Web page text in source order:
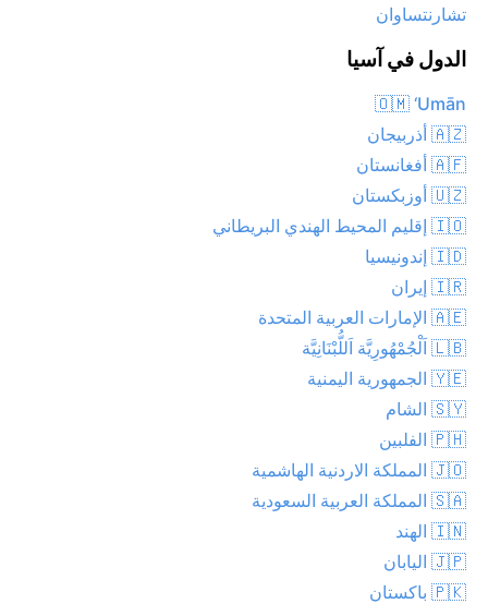
تشارنتساوان
الدول في آسيا
🇴🇲 ‘Umān
🇦🇿 أذربيجان
🇦🇫 أفغانستان
🇺🇿 أوزبكستان
🇮🇴 إقليم المحيط الهندي البريطاني
🇮🇩 إندونيسيا
🇮🇷 إيران
🇦🇪 الإمارات العربية المتحدة
🇱🇧 اَلْجُمْهُورِيَّة اَللُّبْنَانِيَّة
🇾🇪 الجمهورية اليمنية
🇸🇾 الشام
🇵🇭 الفلبين
🇯🇴 المملكة الاردنية الهاشمية
🇸🇦 المملكة العربية السعودية
🇮🇳 الهند
🇯🇵 اليابان
🇵🇰 باكستان